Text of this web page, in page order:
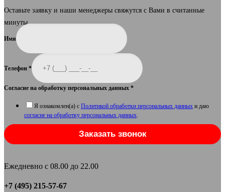
Оставьте заявку и наши менеджеры свяжутся с Вами в считанные
минуты.
Имя
Телефон *
Согласие на обработку персональных данных *
Я ознакомлен(а) с Политикой обработки персональных данных и даю
согласие на обработку персональных данных
Заказать звонок
Ежедневно с 08.00 до 22.00
+7 (495) 215-57-67